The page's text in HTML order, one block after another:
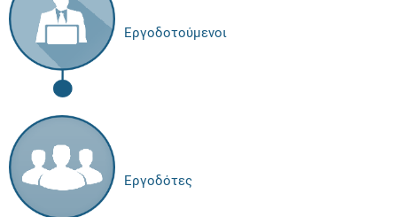
Εργοδοτούμενοι
Εργοδότες